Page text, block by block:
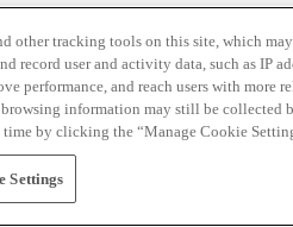
other tracking tools on this site, which
record user and activity data, such as IP
performance, and reach users with
browsing information may still be collected
time by clicking the “Manage Cookie
Settings